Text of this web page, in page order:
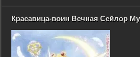
Красавица-воин Вечная Сейлор